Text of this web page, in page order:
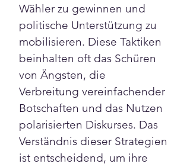
Wähler zu gewinnen und
politische Unterstützung zu
mobilisieren. Diese Taktiken
beinhalten oft das Schüren
von Ängsten, die
Verbreitung vereinfachender
Botschaften und das Nutzen
polarisierten Diskurses. Das
Verständnis dieser Strategien
ist entscheidend, um ihre